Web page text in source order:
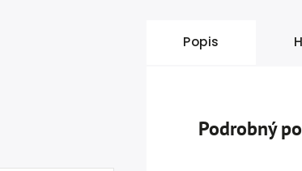
Popis
Podrobný